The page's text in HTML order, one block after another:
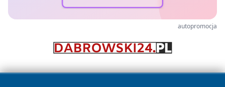
autopromocja